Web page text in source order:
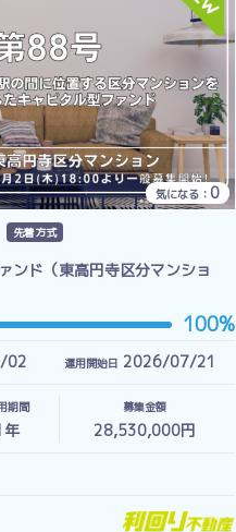
気になる： 0
先着方式
ンド（東高円寺区分マンショ
100%
02 運用開始日 2026/07/21
期間
年
募集金額
28,530,000円